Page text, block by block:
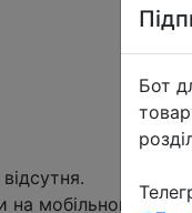
на мобільному, в
Бот